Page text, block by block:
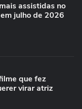
assistidas no
julho de 2026
que fez
virar atriz